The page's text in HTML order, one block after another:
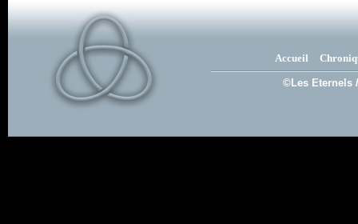
Accueil
©Les Eternels